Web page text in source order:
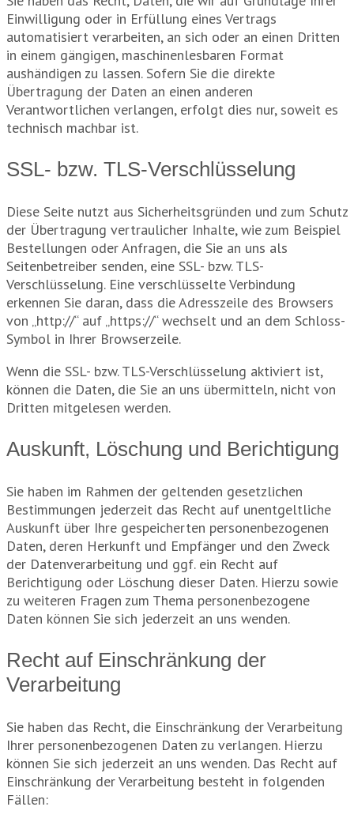
Einwilligung oder in Erfüllung eines Vertrags
automatisiert verarbeiten, an sich oder an einen Dritten
in einem gängigen, maschinenlesbaren Format
aushändigen zu lassen. Sofern Sie die direkte
Übertragung der Daten an einen anderen
Verantwortlichen verlangen, erfolgt dies nur, soweit es
technisch machbar ist.
SSL- bzw. TLS-Verschlüsselung
Diese Seite nutzt aus Sicherheitsgründen und zum Schutz
der Übertragung vertraulicher Inhalte, wie zum Beispiel
Bestellungen oder Anfragen, die Sie an uns als
Seitenbetreiber senden, eine SSL- bzw. TLS-
Verschlüsselung. Eine verschlüsselte Verbindung
erkennen Sie daran, dass die Adresszeile des Browsers
von „http://“ auf „https://“ wechselt und an dem Schloss-
Symbol in Ihrer Browserzeile.
Wenn die SSL- bzw. TLS-Verschlüsselung aktiviert ist,
können die Daten, die Sie an uns übermitteln, nicht von
Dritten mitgelesen werden.
Auskunft, Löschung und Berichtigung
Sie haben im Rahmen der geltenden gesetzlichen
Bestimmungen jederzeit das Recht auf unentgeltliche
Auskunft über Ihre gespeicherten personenbezogenen
Daten, deren Herkunft und Empfänger und den Zweck
der Datenverarbeitung und ggf. ein Recht auf
Berichtigung oder Löschung dieser Daten. Hierzu sowie
zu weiteren Fragen zum Thema personenbezogene
Daten können Sie sich jederzeit an uns wenden.
Recht auf Einschränkung der
Verarbeitung
Sie haben das Recht, die Einschränkung der Verarbeitung
Ihrer personenbezogenen Daten zu verlangen. Hierzu
können Sie sich jederzeit an uns wenden. Das Recht auf
Einschränkung der Verarbeitung besteht in folgenden
Fällen: